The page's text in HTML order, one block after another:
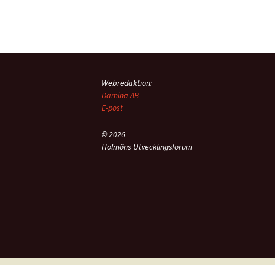
Webredaktion:
Damina AB
E-post
© 2026
Holmöns Utvecklingsforum